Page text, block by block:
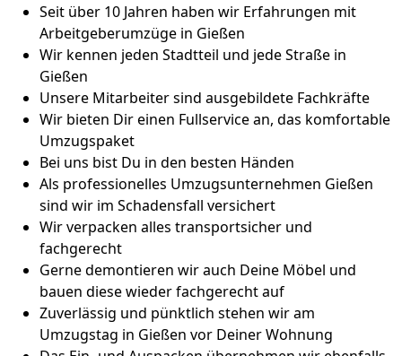
Seit über 10 Jahren haben wir Erfahrungen mit
Arbeitgeberumzüge in Gießen
Wir kennen jeden Stadtteil und jede Straße in
Gießen
Unsere Mitarbeiter sind ausgebildete Fachkräfte
Wir bieten Dir einen Fullservice an, das komfortable
Umzugspaket
Bei uns bist Du in den besten Händen
Als professionelles Umzugsunternehmen Gießen
sind wir im Schadensfall versichert
Wir verpacken alles transportsicher und
fachgerecht
Gerne demontieren wir auch Deine Möbel und
bauen diese wieder fachgerecht auf
Zuverlässig und pünktlich stehen wir am
Umzugstag in Gießen vor Deiner Wohnung